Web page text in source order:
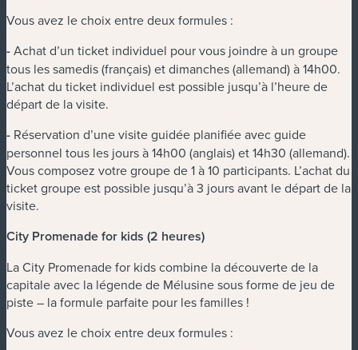
Vous avez le choix entre deux formules :
-Achat d’un ticket individuel pour vous joindre à un groupe
tous les samedis (français) et dimanches (allemand) à 14h00.
L’achat du ticket individuel est possible jusqu’à l’heure de
départ de la visite.
- Réservation d’une visite guidée planifiée avec guide
personnel tous les jours à 14h00 (anglais) et 14h30 (allemand).
Vous composez votre groupe de 1 à 10 participants. L’achat du
ticket groupe est possible jusqu’à 3 jours avant le départ de la
visite.
City Promenade for kids (2 heures)
La City Promenade for kids combine la découverte de la
capitale avec la légende de Mélusine sous forme de jeu de
piste – la formule parfaite pour les familles !
Vous avez le choix entre deux formules :